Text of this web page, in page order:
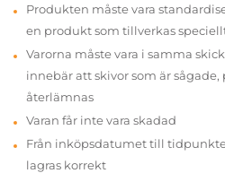
Produkten måste vara
en produkt som tillverkas
Varorna måste vara i samma
innebär att skivor som är sågade,
återlämnas
Varan får inte vara skadad
Från inköpsdatumet till
lagras korrekt